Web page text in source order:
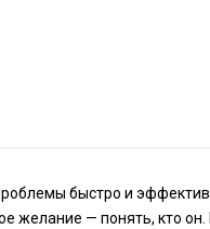
быстро и
желание — понять, кто